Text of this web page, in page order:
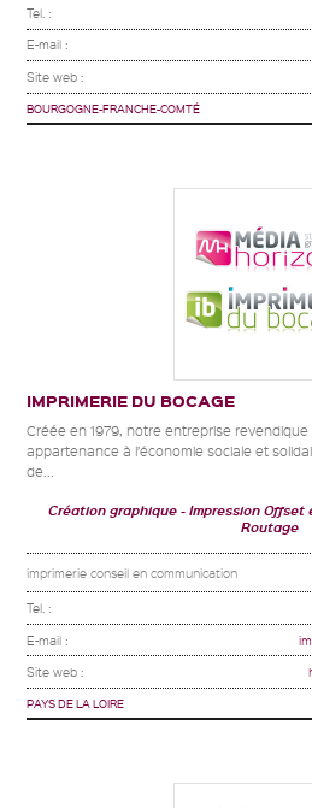
Tel. :
E-mail :
Site web :
BOURGOGNE-FRANCHE-COMTÉ
IMPRIMERIE DU BOCAGE
Créée en 1979, notre entreprise
appartenance à l’économie sociale et
de...
Création graphique Impression Offset
Routage
imprimerie conseil en communication
Tel. :
E-mail :
Site web :
PAYS DE LA LOIRE